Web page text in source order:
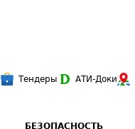
Тендеры АТИ-Доки
БЕЗОПАСНОСТЬ